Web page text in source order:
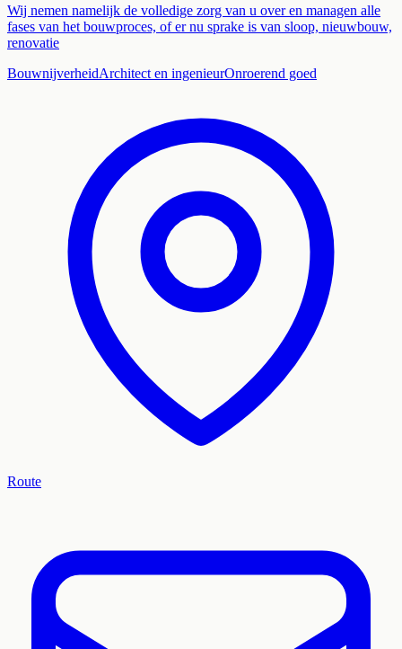
Wij nemen namelijk de volledige zorg van u over en managen alle
fases van het bouwproces, of er nu sprake is van sloop, nieuwbouw,
renovatie
BouwnijverheidArchitect en ingenieurOnroerend goed
Route